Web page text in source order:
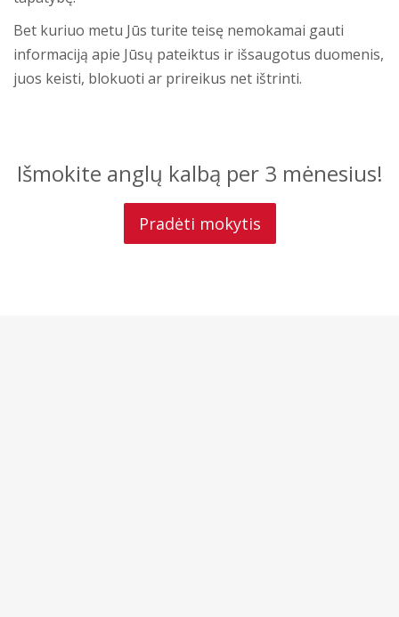
Bet kuriuo metu Jūs turite teisę nemokamai gauti
informaciją apie Jūsų pateiktus ir išsaugotus duomenis,
juos keisti, blokuoti ar prireikus net ištrinti.
Išmokite anglų kalbą per 3 mėnesius!
Pradėti mokytis